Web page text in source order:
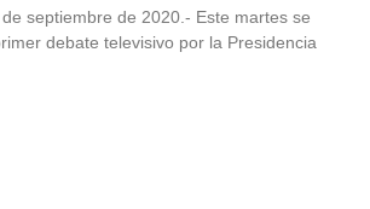
septiembre de 2020.- Este martes se
debate televisivo por la Presidencia